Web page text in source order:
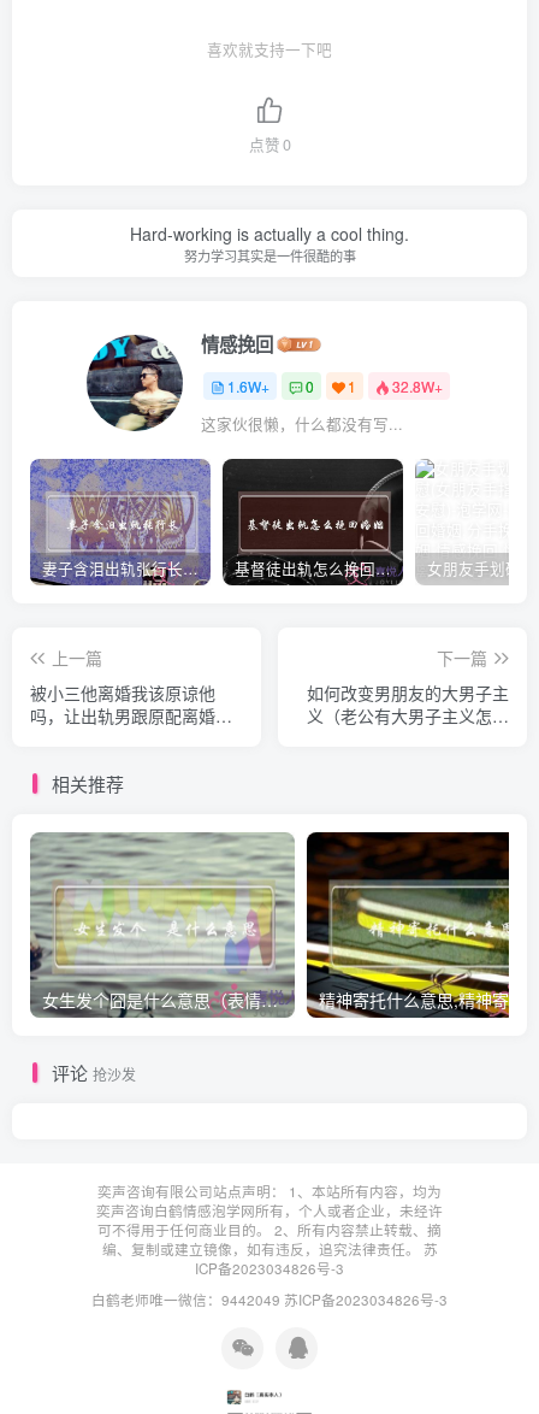
喜欢就支持一下吧
点赞0
Hard-working is actually a cool thing.
努力学习其实是一件很酷的事
情感挽回
1.6W+ 0 1 32.8W+
这家伙很懒，什么都没有写...
妻子含泪出轨张行长 她说全都是因为家中 基督徒出轨怎么挽回婚姻(基督徒面对出轨婚姻)
上一篇
被小三他离婚我该原谅他
吗，让出轨男跟原配离婚的
下一篇
如何改变男朋友的大男子主
义（老公有大男子主义怎么
相关推荐
女生发个囧是什么意思（表情囧的含义）
评论 抢沙发
奕声咨询有限公司站点声明： 1、本站所有内容，均为
奕声咨询白鹤情感泡学网所有，个人或者企业，未经许
可不得用于任何商业目的。 2、所有内容禁止转载、摘
编、复制或建立镜像，如有违反，追究法律责任。 苏
ICP备2023034826号-3
白鹤老师唯一微信：9442049 苏ICP备2023034826号-3